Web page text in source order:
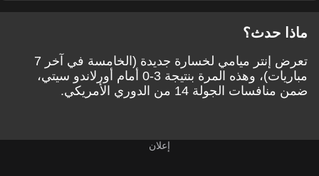
ماذا حدث؟
تعرض إنتر ميامي لخسارة جديدة (الخامسة في آخر 7
مباريات)، وهذه المرة بنتيجة 3-0 أمام أورلاندو سيتي،
ضمن منافسات الجولة 14 من الدوري الأمريكي.
إعلان